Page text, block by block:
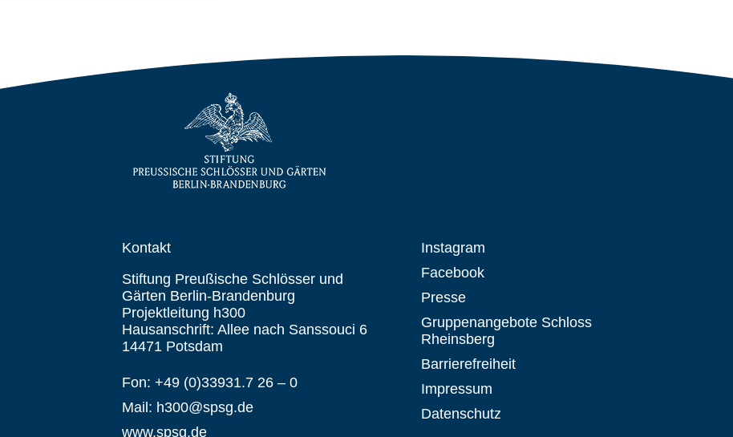
Kontakt
Stiftung Preußische Schlösser und
Gärten Berlin-Brandenburg
Projektleitung h300
Hausanschrift: Allee nach Sanssouci 6
14471 Potsdam
Fon: +49 (0)33931.7 26 – 0
Mail: h300@spsg.de
www.spsg.de
Instagram
Facebook
Presse
Gruppenangebote Schloss
Rheinsberg
Barrierefreiheit
Impressum
Datenschutz